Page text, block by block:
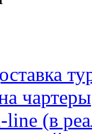
чартеры
line (в